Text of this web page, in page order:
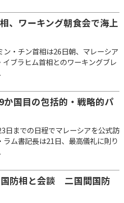
、ワーキング朝食会で海上
・チン首相は26日朝、マレーシア
イブラヒム首相とのワーキングブレ
か国目の包括的・戦略的パ
日までの日程でマレーシアを公式訪
ラム書記長は21日、最高儀礼に則り
防相と会談 二国間国防